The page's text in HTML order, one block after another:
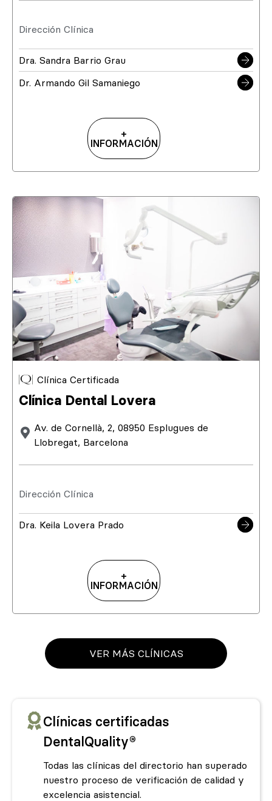
Dirección Clínica
Dra. Sandra Barrio Grau
Dr. Armando Gil Samaniego
+
INFORMACIÓN
Clínica Certificada
Clínica Dental Lovera
Av. de Cornellà, 2, 08950 Esplugues de
Llobregat, Barcelona
Dirección Clínica
Dra. Keila Lovera Prado
+
INFORMACIÓN
VER MÁS CLÍNICAS
Clínicas certificadas
DentalQuality®
Todas las clínicas del directorio han superado
nuestro proceso de verificación de calidad y
excelencia asistencial.